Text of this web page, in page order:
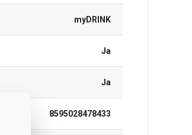
myDRINK
Ja
Ja
8595028478433